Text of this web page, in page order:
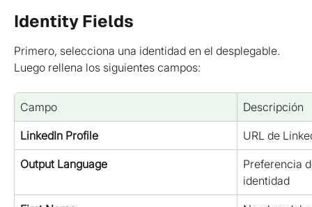
Identity Fields
Primero, selecciona una identidad en el desplegable.
Luego rellena los siguientes campos:
Campo Descripción
LinkedIn Profile URL de
Output Language
Preferencia
identidad